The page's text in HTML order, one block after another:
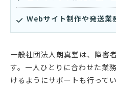
Webサイト制作や発送業
一般社団法人朗真堂は、障害
す。一人ひとりに合わせた業
けるようにサポートも行って